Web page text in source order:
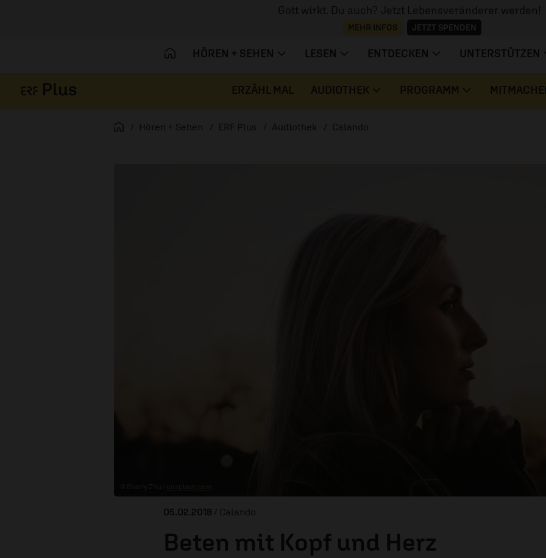
Gott wirkt. Du auch? Jetzt Lebensveränderer werden!
MEHR INFOS JETZT SPENDEN
HÖREN + SEHEN LESEN ENTDECKEN UNTERSTÜTZEN
ERZÄHL MAL AUDIOTHEK PROGRAMM
Startseite
Hören + Sehen ERF Plus Audiothek Calando
05.02.2018 / Calando
Beten mit Kopf und Herz